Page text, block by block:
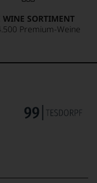
WINE SORTIMENT
Premium-Weine